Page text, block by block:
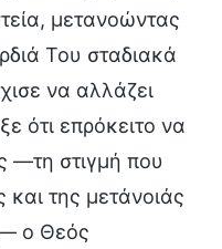
μετανοώντας
Του σταδιακά
να αλλάζει
ότι επρόκειτο να
—τη στιγμή που
της μετάνοιάς
ο Θεός